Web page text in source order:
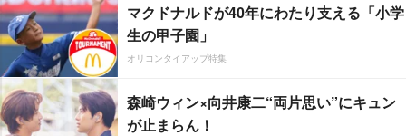
マクドナルドが40年にわたり支える「小学
生の甲子園」
オリコンタイアップ特集
森崎ウィン×向井康二“両片思い”にキュン
が止まらん！